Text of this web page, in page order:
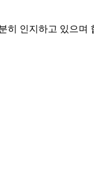
인지하고 있으며